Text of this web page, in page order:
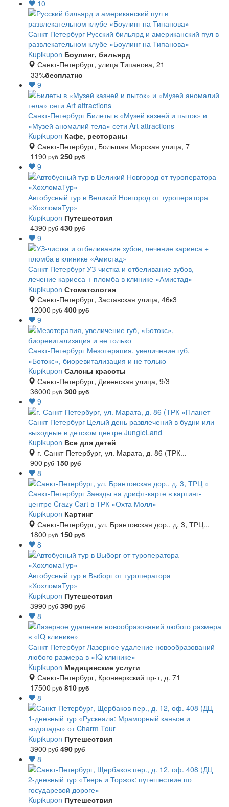
10
Санкт-Петербург Русский бильярд и американский пул в
развлекательном клубе «Боулинг на Типанова»
Kupikupon Боулинг, бильярд
Санкт-Петербург, улица Типанова, 21
-33%бесплатно
9
Санкт-Петербург Билеты в «Музей казней и пыток» и
«Музей аномалий тела» сети Art attractions
Kupikupon Кафе, рестораны
Санкт-Петербург, Большая Морская улица, 7
1190 руб 250руб
9
Автобусный тур в Великий Новгород от туроператора
«ХохломаТур»
Kupikupon Путешествия
4390 руб 430руб
9
Санкт-Петербург УЗ-чистка и отбеливание зубов,
лечение кариеса + пломба в клинике «Амистад»
Kupikupon Стоматология
Санкт-Петербург, Заставская улица, 46к3
12000 руб 400руб
9
Санкт-Петербург Мезотерапия, увеличение губ,
«Ботокс», биоревитализация и не только
Kupikupon Салоны красоты
Санкт-Петербург, Дивенская улица, 9/3
36000 руб 300руб
9
Санкт-Петербург Целый день развлечений в будни или
выходные в детском центре JungleLand
Kupikupon Все для детей
г. Санкт-Петербург, ул. Марата, д. 86 (ТРК...
900 руб 150руб
8
Санкт-Петербург Заезды на дрифт-карте в картинг-
центре Crazy Cart в ТРК «Охта Молл»
Kupikupon Картинг
Санкт-Петербург, ул. Брантовская дор., д. 3, ТРЦ...
1800 руб 150руб
8
Автобусный тур в Выборг от туроператора
«ХохломаТур»
Kupikupon Путешествия
3990 руб 390руб
8
Санкт-Петербург Лазерное удаление новообразований
любого размера в «IQ клинике»
Kupikupon Медицинские услуги
Санкт-Петербург, Кронверкский пр-т, д. 71
17500 руб 810руб
8
1-дневный тур «Рускеала: Мраморный каньон и
водопады» от Charm Tour
Kupikupon Путешествия
3900 руб 490руб
8
2-дневный тур «Тверь и Торжок: путешествие по
государевой дороге»
Kupikupon Путешествия